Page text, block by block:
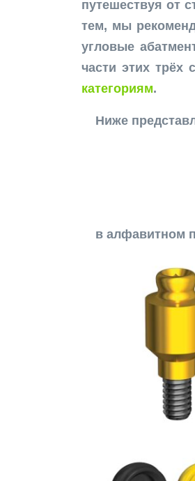
путешествуя от
тем, мы
угловые
части этих трёх
категориям.
Ниже
в алфавитном